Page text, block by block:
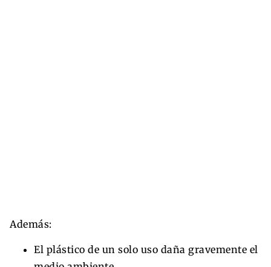
Además:
El plástico de un solo uso daña gravemente el